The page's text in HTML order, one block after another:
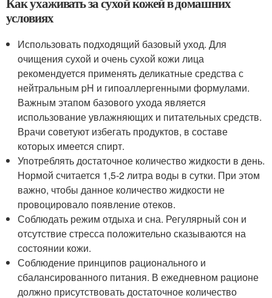
условиях
Использовать подходящий базовый уход. Для
очищения сухой и очень сухой кожи лица
рекомендуется применять деликатные средства с
нейтральным pH и гипоаллергенными формулами.
Важным этапом базового ухода является
использование увлажняющих и питательных средств.
Врачи советуют избегать продуктов, в составе
которых имеется спирт.
Употреблять достаточное количество жидкости в день.
Нормой считается 1,5-2 литра воды в сутки. При этом
важно, чтобы данное количество жидкости не
провоцировало появление отеков.
Соблюдать режим отдыха и сна. Регулярный сон и
отсутствие стресса положительно сказываются на
состоянии кожи.
Соблюдение принципов рационального и
сбалансированного питания. В ежедневном рационе
должно присутствовать достаточное количество